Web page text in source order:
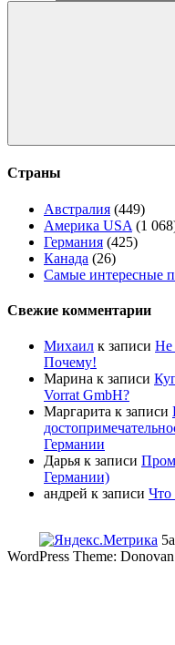
Страны
Австралия (449)
Америка USA (1
Германия (425)
Канада (26)
Самые интересные
Свежие комментарии
Михаил к записи Не
Почему!
Марина к записи
Vorrat GmbH?
Маргарита к записи
Германии
Дарья к записи
Германии)
андрей к записи Что
WordPress Theme: